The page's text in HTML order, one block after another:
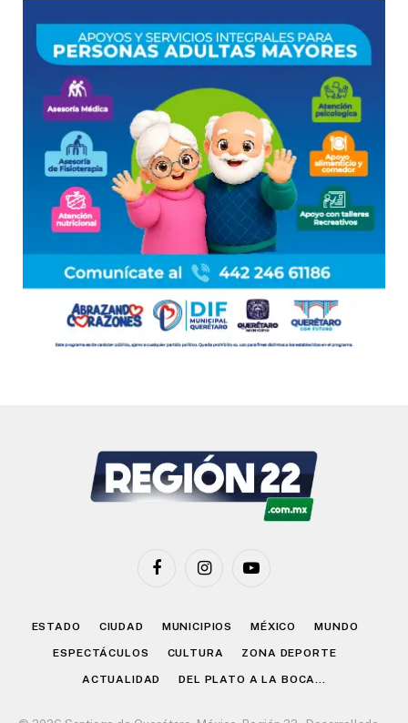
FacebookInstagramYouTube
ESTADO CIUDAD MUNICIPIOS MÉXICO MUNDO
ESPECTÁCULOS CULTURA ZONA DEPORTE
ACTUALIDAD DEL PLATO A LA BOCA…